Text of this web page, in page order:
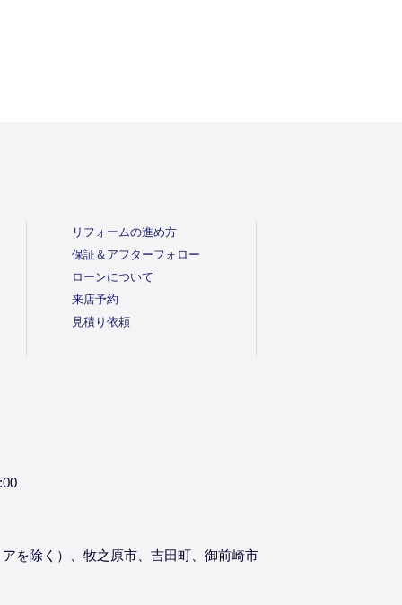
リフォームの進め方
保証＆アフターフォロー
ローンについて
来店予約
見積り依頼
を除く）、牧之原市、吉田町、御前崎市